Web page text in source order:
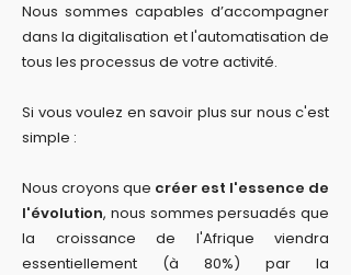
Nous sommes capables d’accompagner
dans la digitalisation et l'automatisation de
tous les processus de votre activité.
Si vous voulez en savoir plus sur nous c'est
simple :
Nous croyons que créer est l'essence de
l'évolution, nous sommes persuadés que
la croissance de l'Afrique viendra
essentiellement (à 80%) par la